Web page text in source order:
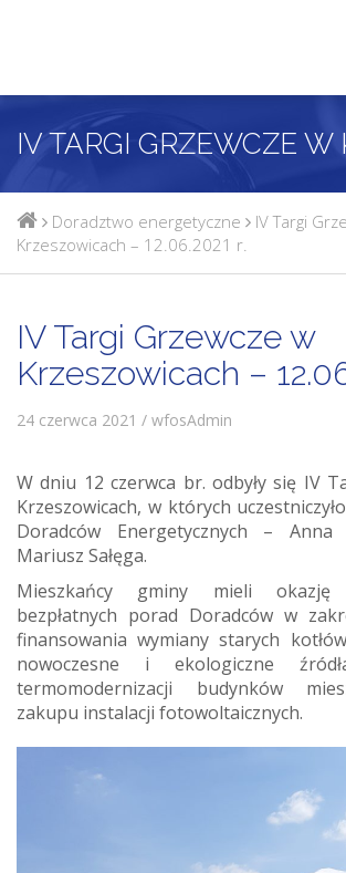
Doradztwo energetyczne
IV Targi
Krzeszowicach – 12.06.2021 r.
IV Targi Grzewcze w
Krzeszowicach –
24 czerwca 2021 / wfosAdmin
W dniu 12 czerwca br. odbyły się IV
Krzeszowicach, w których
Doradców Energetycznych – Anna
Mariusz Sałęga.
Mieszkańcy gminy mieli
bezpłatnych porad Doradców w
finansowania wymiany starych
nowoczesne i ekologiczne
termomodernizacji budynków
zakupu instalacji fotowoltaicznych.